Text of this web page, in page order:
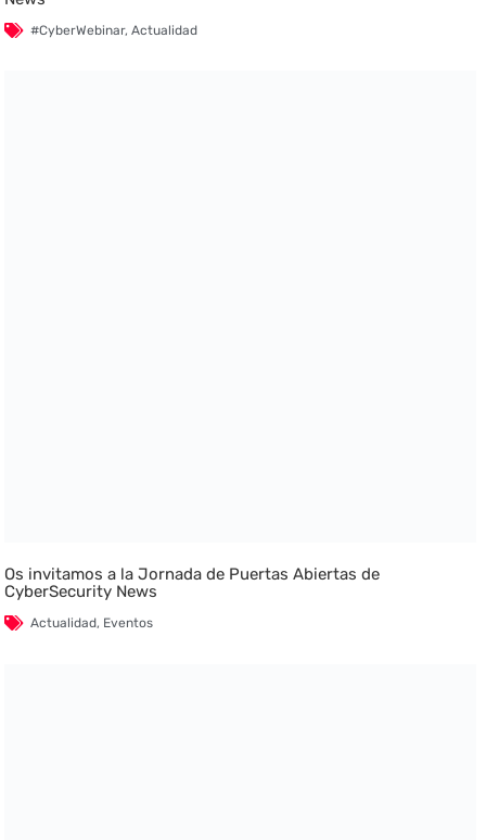
#CyberWebinar,Actualidad
Os invitamos a la Jornada de Puertas Abiertas de
CyberSecurity News
Actualidad, Eventos